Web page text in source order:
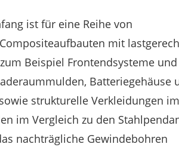
ist für eine Reihe von
mit
Beispiel Frontendsysteme und
Batteriegehäuse
strukturelle Verkleidungen im
im Vergleich zu den
nachträgliche Gewindebohren